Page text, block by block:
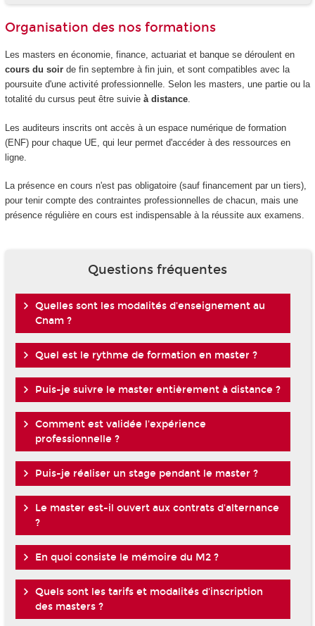
Organisation des nos formations
Les masters en économie, finance, actuariat et banque se déroulent en
cours du soir de fin septembre à fin juin, et sont compatibles avec la
poursuite d'une activité professionnelle. Selon les masters, une partie ou la
totalité du cursus peut être suivie à distance.
Les auditeurs inscrits ont accès à un espace numérique de formation
(ENF) pour chaque UE, qui leur permet d'accéder à des ressources en
ligne.
La présence en cours n'est pas obligatoire (sauf financement par un tiers),
pour tenir compte des contraintes professionnelles de chacun, mais une
présence régulière en cours est indispensable à la réussite aux examens.
Questions fréquentes
Quelles sont les modalités d'enseignement au
Cnam ?
Quel est le rythme de formation en master ?
Puis-je suivre le master entièrement à distance ?
Comment est validée l'expérience
professionnelle ?
Puis-je réaliser un stage pendant le master ?
Le master est-il ouvert aux contrats d'alternance
?
En quoi consiste le mémoire du M2 ?
Quels sont les tarifs et modalités d'inscription
des masters ?